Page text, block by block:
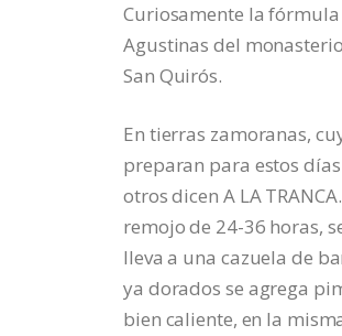
Curiosamente la
Agustinas del
San Quirós.
En tierras zamoranas,
preparan para estos
otros dicen A LA
remojo de 24-36 horas,
lleva a una cazuela de
ya dorados se agrega
bien caliente, en la